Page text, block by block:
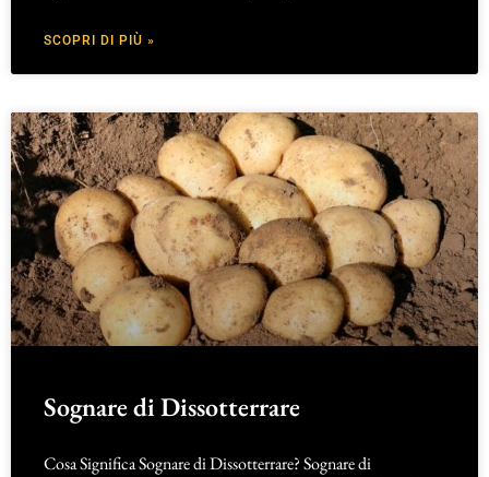
SCOPRI DI PIÙ »
Sognare di Dissotterrare
Cosa Significa Sognare di Dissotterrare? Sognare di